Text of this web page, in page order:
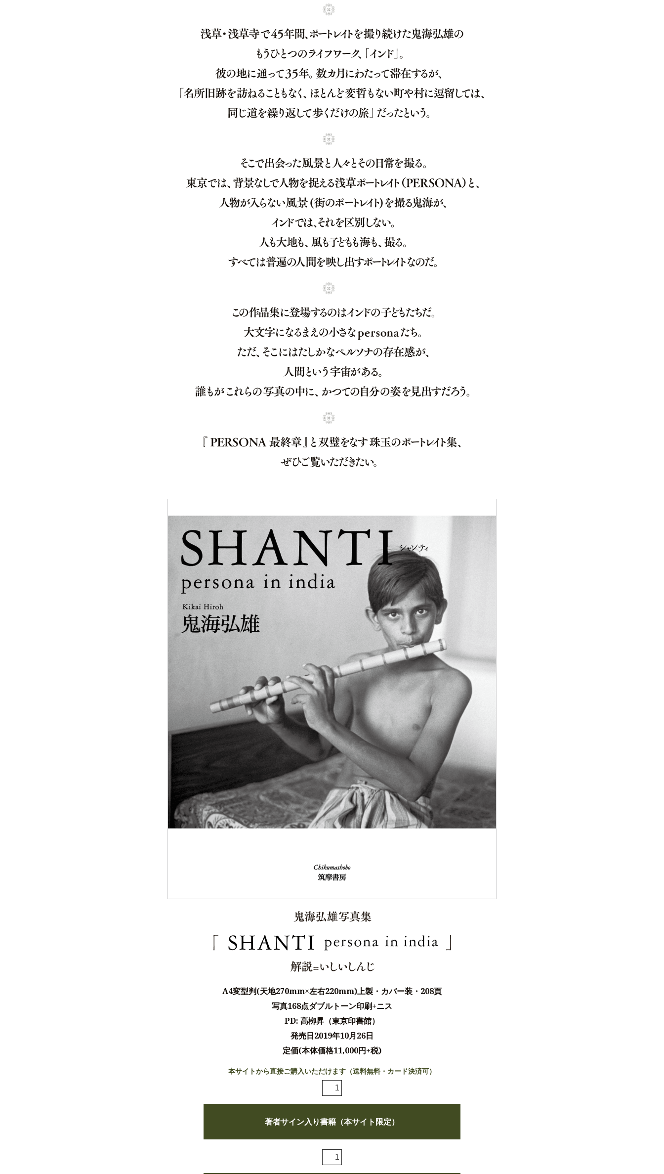
A4変型判(天地270mm×左右220mm)上製・カバー装・208頁
写真168点ダブルトーン印刷+ニス
PD: 高栁昇（東京印書館）
発売日2019年10月26日
定価(本体価格11,000円+税)
本サイトから直接ご購入いただけます（送料無料・カード決済可）